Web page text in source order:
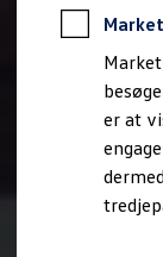
er at
Digital
Tilbehør